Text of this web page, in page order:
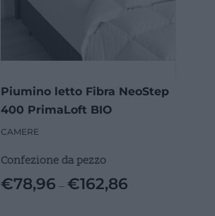
Piumino letto Fibra NeoStep
400 PrimaLoft BIO
CAMERE
Confezione da pezzo
€78,96 – €162,86